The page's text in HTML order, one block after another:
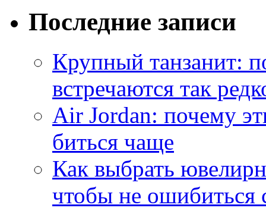
Последние записи
Крупный танзанит:
встречаются так
Air Jordan: почему
биться чаще
Как выбрать
чтобы не ошибиться